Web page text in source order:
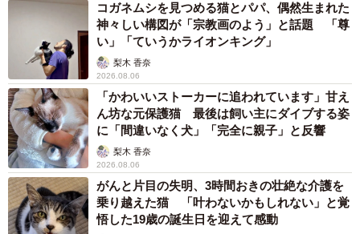
「スキマスイッチwww」
「もっと可愛くなるスイッチ！！」
「スイッチONから、起動までのタイムラグ！？表情の変化
にびっくり！」
など、たくさんのコメントが寄せられ、「いいね」は3.2万
件にもなりました。
飼い主さんに聞いた
くうちゃん、何のスイッチが入ったのでしょう。無重力猫
コガネムシを見つめる猫とパパ、偶然生まれた
神々しい構図が「宗教画のよう」と話題 「尊
い」「ていうかライオンキング」
梨木 香奈
2026.08.06
「かわいいストーカーに追われています」甘え
ん坊な元保護猫 最後は飼い主にダイブする姿
に「間違いなく犬」「完全に親子」と反響
梨木 香奈
2026.08.06
がんと片目の失明、3時間おきの壮絶な介護を
乗り越えた猫 「叶わないかもしれない」と覚
悟した19歳の誕生日を迎えて感動